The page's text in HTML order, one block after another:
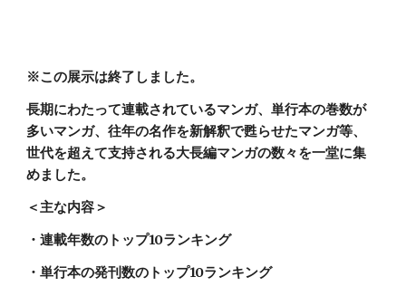
※この展示は終了しました。
長期にわたって連載されているマンガ、単行本の巻数が
多いマンガ、往年の名作を新解釈で甦らせたマンガ等、
世代を超えて支持される大長編マンガの数々を一堂に集
めました。
＜主な内容＞
・連載年数のトップ10ランキング
・単行本の発刊数のトップ10ランキング